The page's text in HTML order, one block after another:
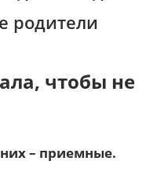
родители
чтобы не
– приемные.